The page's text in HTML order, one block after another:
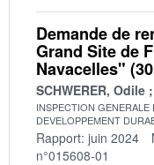
Demande de
Grand Site de
Navacelles"
SCHWERER, Odile
INSPECTION
DEVELOPPEMENT
Rapport: juin 2024
n°015608-01